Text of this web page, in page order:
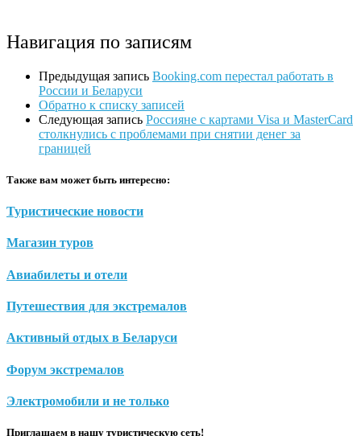
Навигация по записям
Предыдущая запись Booking.com перестал работать в
России и Беларуси
Обратно к списку записей
Следующая запись Россияне с картами Visa и MasterCard
столкнулись с проблемами при снятии денег за
границей
Также вам может быть интересно:
Туристические новости
Магазин туров
Авиабилеты и отели
Путешествия для экстремалов
Активный отдых в Беларуси
Форум экстремалов
Электромобили и не только
Приглашаем в нашу туристическую сеть!